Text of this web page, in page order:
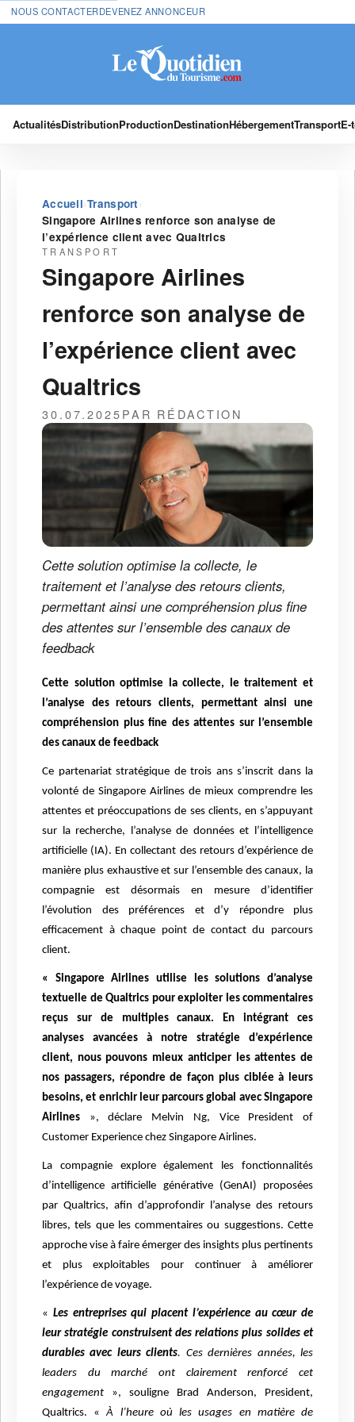
NOUS CONTACTERDEVENEZ ANNONCEUR
ActualitésDistributionProductionDestinationHébergementTransport
Accueil›Transport ›
Singapore Airlines renforce son analyse de
l’expérience client avec Qualtrics
TRANSPORT
Singapore Airlines
renforce son analyse de
l’expérience client avec
Qualtrics
30.07.2025PAR RÉDACTION
Cette solution optimise la collecte, le
traitement et l’analyse des retours clients,
permettant ainsi une compréhension plus fine
des attentes sur l’ensemble des canaux de
feedback
Cette solution optimise la collecte, le traitement et
l’analyse des retours clients, permettant ainsi une
compréhension plus fine des attentes sur l’ensemble
des canaux de feedback
Ce partenariat stratégique de trois ans s’inscrit dans la
volonté de Singapore Airlines de mieux comprendre les
attentes et préoccupations de ses clients, en s’appuyant
sur la recherche, l’analyse de données et l’intelligence
artificielle (IA). En collectant des retours d’expérience de
manière plus exhaustive et sur l’ensemble des canaux, la
compagnie est désormais en mesure d’identifier
l’évolution des préférences et d’y répondre plus
efficacement à chaque point de contact du parcours
client.
« Singapore Airlines utilise les solutions d’analyse
textuelle de Qualtrics pour exploiter les commentaires
reçus sur de multiples canaux. En intégrant ces
analyses avancées à notre stratégie d’expérience
client, nous pouvons mieux anticiper les attentes de
nos passagers, répondre de façon plus ciblée à leurs
besoins, et enrichir leur parcours global avec Singapore
Airlines », déclare Melvin Ng, Vice President of
Customer Experience chez Singapore Airlines.
La compagnie explore également les fonctionnalités
d’intelligence artificielle générative (GenAI) proposées
par Qualtrics, afin d’approfondir l’analyse des retours
libres, tels que les commentaires ou suggestions. Cette
approche vise à faire émerger des insights plus pertinents
et plus exploitables pour continuer à améliorer
l’expérience de voyage.
« Les entreprises qui placent l’expérience au cœur de
leur stratégie construisent des relations plus solides et
durables avec leurs clients. Ces dernières années, les
leaders du marché ont clairement renforcé cet
engagement », souligne Brad Anderson, President,
Qualtrics. «À l’heure où les usages en matière de